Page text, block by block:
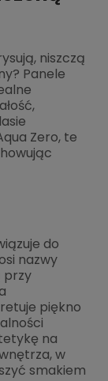
niszczą
Panele
Zero, te
do
nazwy
przy
piękno
na
w
smakiem